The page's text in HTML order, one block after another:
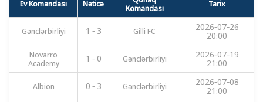
Ev Komandası Nəticə Komandası Tarix
Gənclərbirliyi 1 - 3 Gilli FC 2026-07-26
20:00
Novarro
Academy 1 - 0 Gənclərbirliyi 2026-07-19
21:00
Albion 0 - 3 Gənclərbirliyi 2026-07-08
21:00